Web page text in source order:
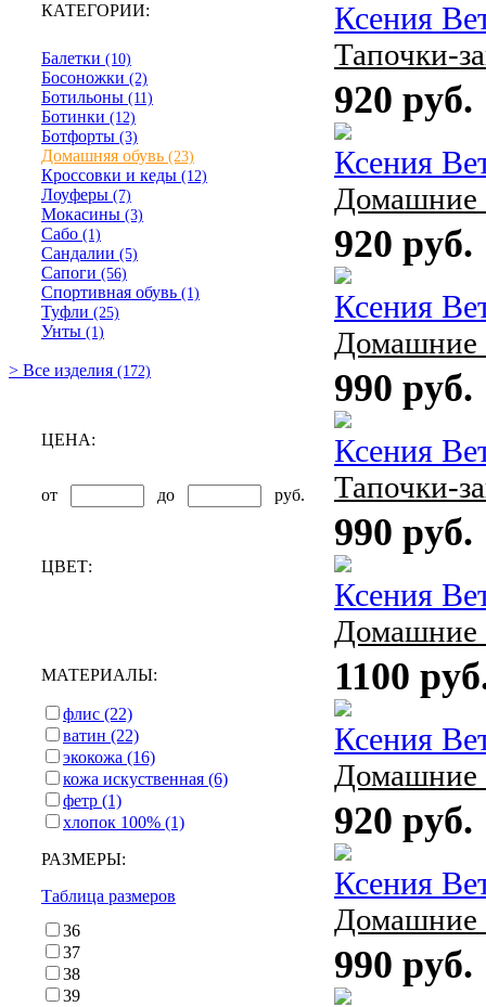
КАТЕГОРИИ:
Балетки (10)
Босоножки (2)
Ботильоны (11)
Ботинки (12)
Ботфорты (3)
Домашняя обувь (23)
Кроссовки и кеды (12)
Лоуферы (7)
Мокасины (3)
Сабо (1)
Сандалии (5)
Сапоги (56)
Спортивная обувь (1)
Туфли (25)
Унты (1)
> Все изделия (172)
ЦЕНА:
от до руб.
ЦВЕТ:
МАТЕРИАЛЫ:
флис (22)
ватин (22)
экокожа (16)
кожа искуственная (6)
фетр (1)
хлопок 100% (1)
РАЗМЕРЫ:
Таблица размеров
36
37
38
39
Ксения
Тапочки-
920 руб.
Ксения
Домашние
920 руб.
Ксения
Домашние
990 руб.
Ксения
Тапочки-
990 руб.
Ксения
Домашние
1100
Ксения
Домашние
920 руб.
Ксения
Домашние
990 руб.